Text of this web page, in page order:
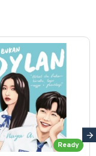
Ready